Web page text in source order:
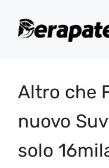
Altro che
nuovo
solo